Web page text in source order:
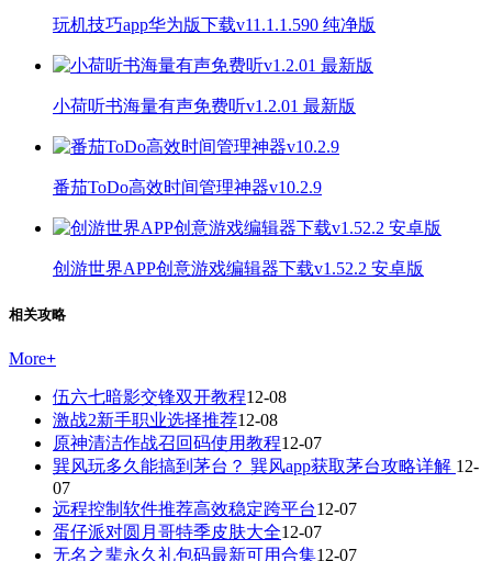
玩机技巧app华为版下载v11.1.1.590 纯净版
小荷听书海量有声免费听v1.2.01 最新版
番茄ToDo高效时间管理神器v10.2.9
创游世界APP创意游戏编辑器下载v1.52.2 安卓版
相关攻略
More+
伍六七暗影交锋双开教程12-08
激战2新手职业选择推荐12-08
原神清洁作战召回码使用教程12-07
巽风玩多久能搞到茅台？ 巽风app获取茅台攻略详解 12-
07
远程控制软件推荐高效稳定跨平台12-07
蛋仔派对圆月哥特季皮肤大全12-07
无名之辈永久礼包码最新可用合集12-07